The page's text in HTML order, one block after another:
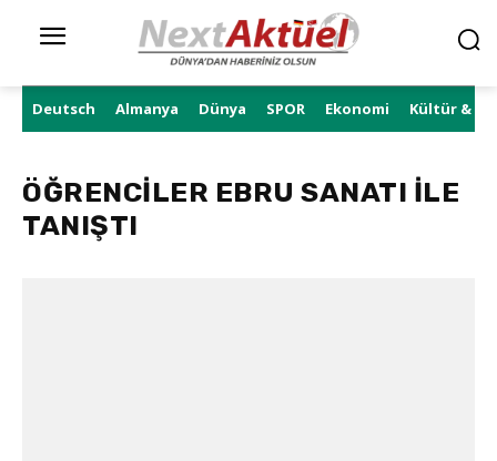
Deutsch Almanya Dünya SPOR Ekonomi Kültür &
ÖĞRENCİLER EBRU SANATI İLE
TANIŞTI